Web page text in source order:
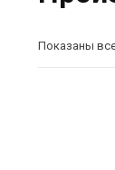
Показаны